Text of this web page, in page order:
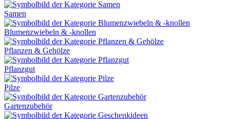
Samen
Blumenzwiebeln & -knollen
Pflanzen & Gehölze
Pflanzgut
Pilze
Gartenzubehör